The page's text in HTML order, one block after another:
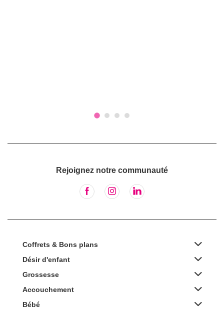
Rejoignez notre communauté
Coffrets & Bons plans
Désir d'enfant
Grossesse
Accouchement
Bébé